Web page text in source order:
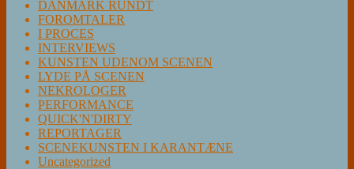
DANMARK RUNDT
FOROMTALER
I PROCES
INTERVIEWS
KUNSTEN UDENOM SCENEN
LYDE PÅ SCENEN
NEKROLOGER
PERFORMANCE
QUICK'N'DIRTY
REPORTAGER
SCENEKUNSTEN I KARANTÆNE
Uncategorized